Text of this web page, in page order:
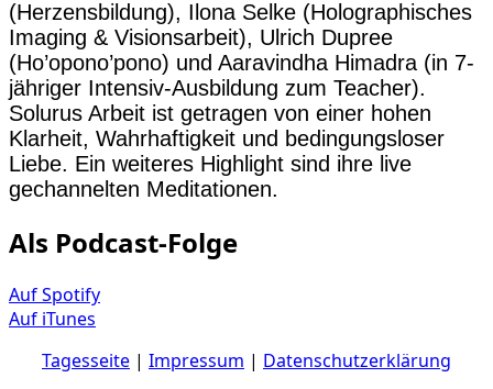
(Herzensbildung), Ilona Selke (Holographisches
Imaging & Visionsarbeit), Ulrich Dupree
(Ho’opono’pono) und Aaravindha Himadra (in 7-
jähriger Intensiv-Ausbildung zum Teacher).
Solurus Arbeit ist getragen von einer hohen
Klarheit, Wahrhaftigkeit und bedingungsloser
Liebe. Ein weiteres Highlight sind ihre live
gechannelten Meditationen.
Als Podcast-Folge
Auf Spotify
Auf iTunes
Tagesseite | Impressum | Datenschutzerklärung